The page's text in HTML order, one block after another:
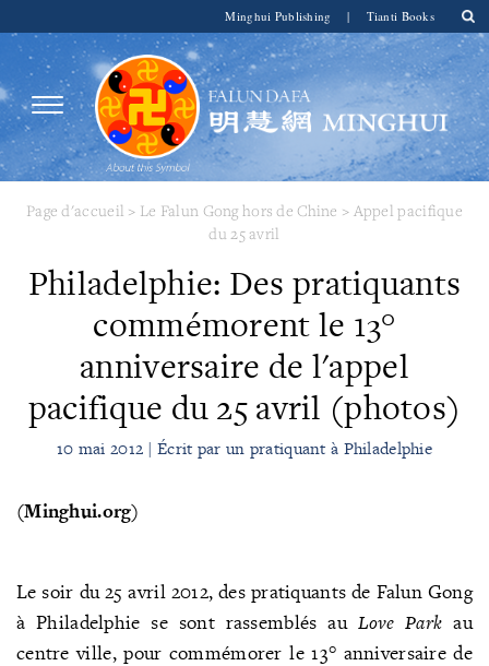
Minghui Publishing | Tianti Books
Page d'accueil > Le Falun Gong hors de Chine > Appel pacifique
du 25 avril
Philadelphie: Des pratiquants
commémorent le 13°
anniversaire de l'appel
pacifique du 25 avril (photos)
10 mai 2012 | Écrit par un pratiquant à Philadelphie
(Minghui.org)
Le soir du 25 avril 2012, des pratiquants de Falun Gong
à Philadelphie se sont rassemblés au Love Park au
centre ville, pour commémorer le 13° anniversaire de